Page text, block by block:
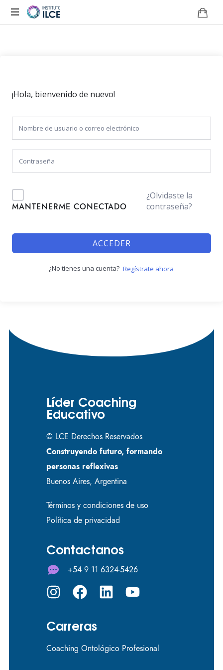
¡Hola, bienvenido de nuevo!
MANTENERME CONECTADO
¿Olvidaste la
contraseña?
ACCEDER
¿No tienes una cuenta? Regístrate ahora
Líder Coaching
Educativo
© LCE Derechos Reservados
Construyendo futuro, formando
personas reflexivas
Buenos Aires, Argentina
Términos y condiciones de uso
Política de privacidad
Contactanos
+54 9 11 6324-5426
Carreras
Coaching Ontológico Profesional